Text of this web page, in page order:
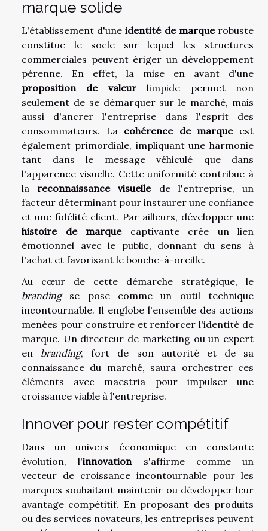
marque solide
L'établissement d'uneidentité de marquerobuste
constitue le socle sur lequel les structures
commerciales peuvent ériger un développement
pérenne. En effet, la mise en avant d'une
proposition de valeurlimpide permet non
seulement de se démarquer sur le marché, mais
aussi d'ancrer l'entreprise dans l'esprit des
consommateurs. La cohérence de marqueest
également primordiale, impliquant une harmonie
tant dans le message véhiculé que dans
l'apparence visuelle. Cette uniformité contribue à
la reconnaissance visuellede l'entreprise, un
facteur déterminant pour instaurer une confiance
et une fidélité client. Par ailleurs, développer une
histoire de marquecaptivante crée un lien
émotionnel avec le public, donnant du sens à
l'achat et favorisant le bouche-à-oreille.
Au cœur de cette démarche stratégique, le
brandingse pose comme un outil technique
incontournable. Il englobe l'ensemble des actions
menées pour construire et renforcer l'identité de
marque. Un directeur de marketing ou un expert
en branding, fort de son autorité et de sa
connaissance du marché, saura orchestrer ces
éléments avec maestria pour impulser une
croissance viable à l'entreprise.
Innover pour rester compétitif
Dans un univers économique en constante
évolution, l'innovation s'affirme comme un
vecteur de croissance incontournable pour les
marques souhaitant maintenir ou développer leur
avantage compétitif. En proposant des produits
ou des services novateurs, les entreprises peuvent